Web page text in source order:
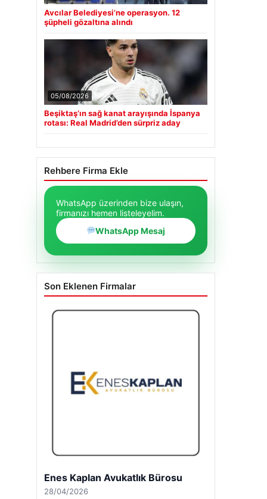
Avcılar Belediyesi’ne operasyon. 12
şüpheli gözaltına alındı
05/08/2026
Beşiktaş’ın sağ kanat arayışında İspanya
rotası: Real Madrid’den sürpriz aday
Rehbere Firma Ekle
WhatsApp üzerinden bize ulaşın,
firmanızı hemen listeleyelim.
WhatsApp Mesaj
Son Eklenen Firmalar
Enes Kaplan Avukatlık Bürosu
28/04/2026